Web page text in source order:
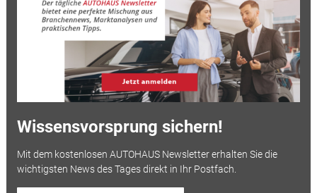
Wissensvorsprung sichern!
Mit dem kostenlosen AUTOHAUS Newsletter erhalten Sie die
wichtigsten News des Tages direkt in Ihr Postfach.